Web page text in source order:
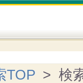
TOP > 検